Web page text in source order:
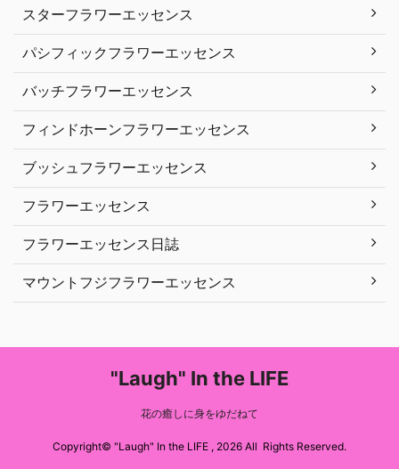
スターフラワーエッセンス
パシフィックフラワーエッセンス
バッチフラワーエッセンス
フィンドホーンフラワーエッセンス
ブッシュフラワーエッセンス
フラワーエッセンス
フラワーエッセンス日誌
マウントフジフラワーエッセンス
"Laugh" In the LIFE
花の癒しに身をゆだねて
Copyright© "Laugh" In the LIFE , 2026 All Rights Reserved.